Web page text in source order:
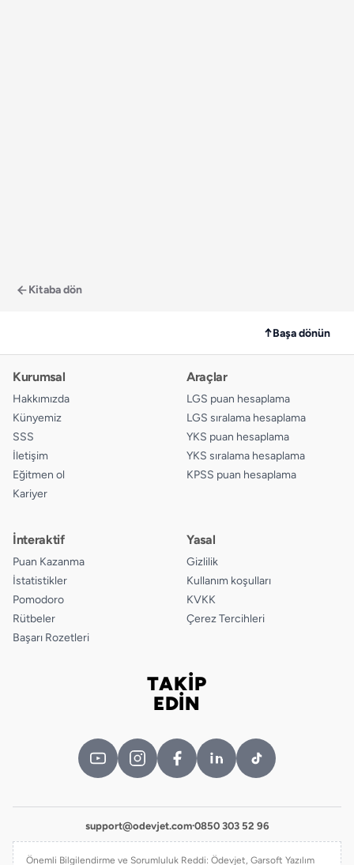
Kitaba dön
↑Başa dönün
Kurumsal
Hakkımızda
Künyemiz
SSS
İletişim
Eğitmen ol
Kariyer
Araçlar
LGS puan hesaplama
LGS sıralama hesaplama
YKS puan hesaplama
YKS sıralama hesaplama
KPSS puan hesaplama
İnteraktif
Puan Kazanma
İstatistikler
Pomodoro
Rütbeler
Başarı Rozetleri
Yasal
Gizlilik
Kullanım koşulları
KVKK
Çerez Tercihleri
TAKİP
EDİN
support@odevjet.com·0850 303 52 96
Önemli Bilgilendirme ve Sorumluluk Reddi: Ödevjet, Garsoft Yazılım